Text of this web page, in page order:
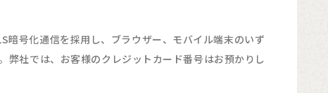
号化通信を採用し、ブラウザー、モバイル端末のいず
弊社では、お客様のクレジットカード番号はお預かりし